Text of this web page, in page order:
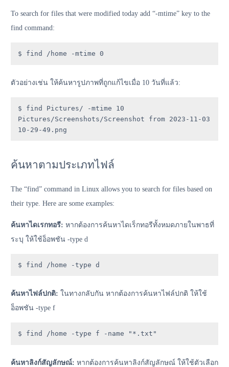
To search for files that were modified today add “-mtime” key to the
find command:
$ find /home -mtime 0
ตัวอย่างเช่น ให้ค้นหารูปภาพที่ถูกแก้ไขเมื่อ 10 วันที่แล้ว:
$ find Pictures/ -mtime 10
Pictures/Screenshots/Screenshot from 2023-11-03
10-29-49.png
ค้นหาตามประเภทไฟล์
The “find” command in Linux allows you to search for files based on
their type. Here are some examples:
ค้นหาไดเรกทอรี: หากต้องการค้นหาไดเร็กทอรีทั้งหมดภายในพาธที่
ระบุ ให้ใช้อ็อพชัน -type d
$ find /home -type d
ค้นหาไฟล์ปกติ: ในทางกลับกัน หากต้องการค้นหาไฟล์ปกติ ให้ใช้
อ็อพชัน -type f
$ find /home -type f -name "*.txt"
ค้นหาลิงก์สัญลักษณ์: หากต้องการค้นหาลิงก์สัญลักษณ์ ให้ใช้ตัวเลือก